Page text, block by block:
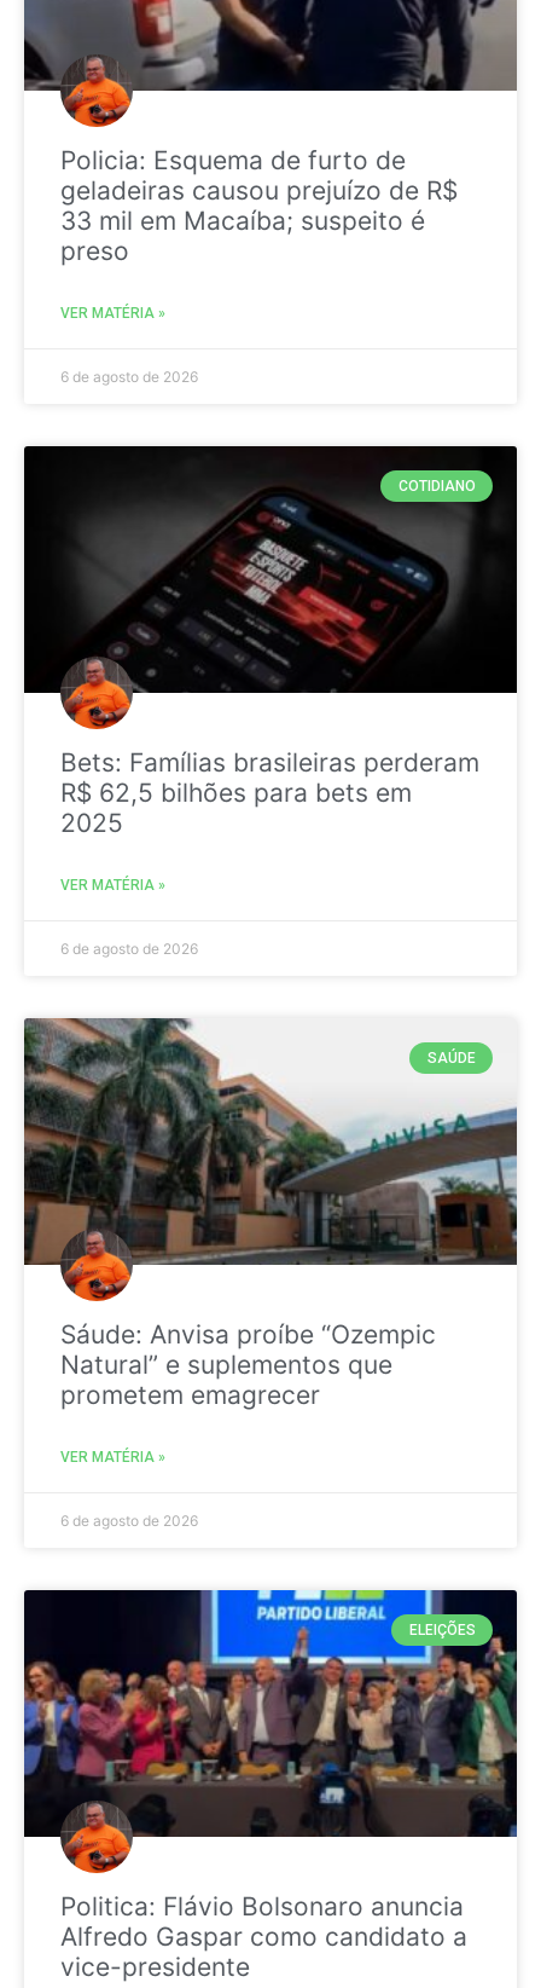
Policia: Esquema de furto de
geladeiras causou prejuízo de R$
33 mil em Macaíba; suspeito é
preso
VER MATÉRIA »
6 de agosto de 2026
COTIDIANO
Bets: Famílias brasileiras perderam
R$ 62,5 bilhões para bets em
2025
VER MATÉRIA »
6 de agosto de 2026
SAÚDE
Sáude: Anvisa proíbe “Ozempic
Natural” e suplementos que
prometem emagrecer
VER MATÉRIA »
6 de agosto de 2026
ELEIÇÕES
Politica: Flávio Bolsonaro anuncia
Alfredo Gaspar como candidato a
vice-presidente